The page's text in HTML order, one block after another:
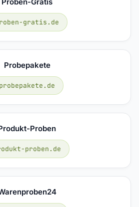
gratis.de
Probepakete
probepakete.de
Proben
proben.de